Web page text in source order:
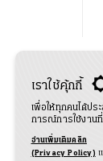
เราใช้คุ้กกี้
เพื่อให้ทุกคนได้ปร
การณ์การใช้งาน
อ่านเพิ่มเติมคลิก
(Privacy Policy)